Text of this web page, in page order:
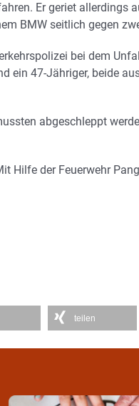
Er geriet allerdings
BMW seitlich gegen
bei dem
ein 47-Jähriger, beide
abgeschleppt
Hilfe der Feuerwehr
teilen